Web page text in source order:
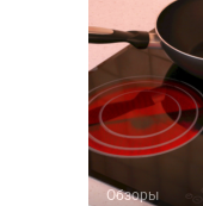
Обзоры